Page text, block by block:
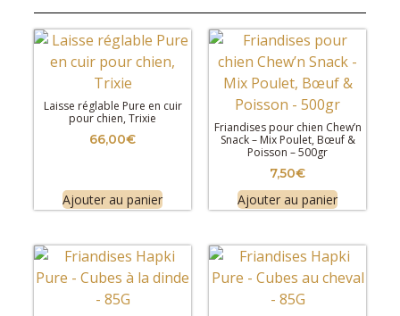
Laisse réglable Pure en cuir
pour chien, Trixie
66,00€
Ajouter au panier
Friandises pour chien Chew’n
Snack – Mix Poulet, Bœuf &
Poisson – 500gr
7,50€
Ajouter au panier